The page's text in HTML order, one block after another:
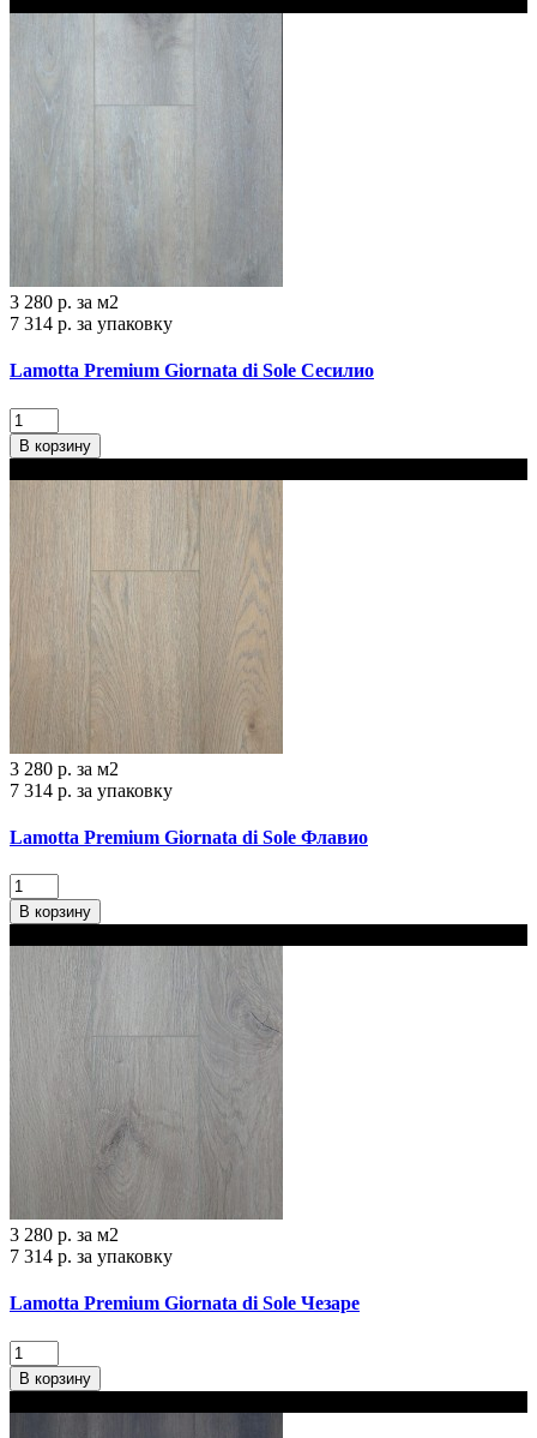
3 280 р. за м2
7 314 р. за упаковку
Lamotta Premium Giornata di Sole Сесилио
В корзину
3 280 р. за м2
7 314 р. за упаковку
Lamotta Premium Giornata di Sole Флавио
В корзину
3 280 р. за м2
7 314 р. за упаковку
Lamotta Premium Giornata di Sole Чезаре
В корзину